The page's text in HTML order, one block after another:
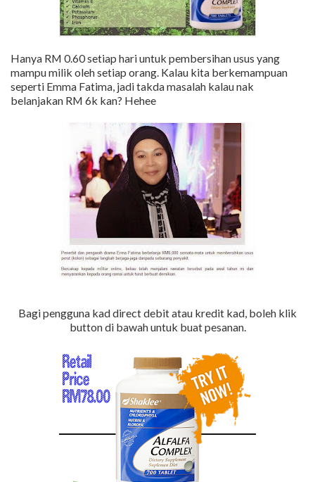
Hanya RM 0.60 setiap hari untuk pembersihan usus yang
mampu milik oleh setiap orang. Kalau kita berkemampuan
seperti Emma Fatima, jadi takda masalah kalau nak
belanjakan RM 6k kan? Hehee
Bagi pengguna kad direct debit atau kredit kad, boleh klik
button di bawah untuk buat pesanan.